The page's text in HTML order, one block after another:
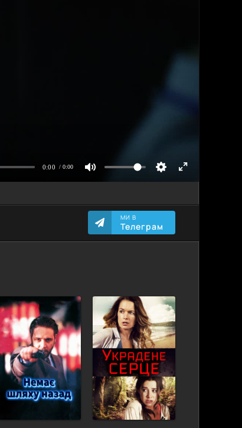
МИ В
Телеграм